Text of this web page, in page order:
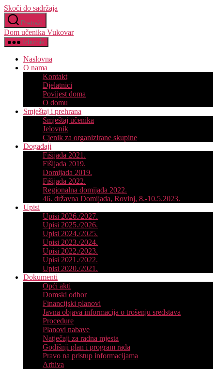
Skoči do sadržaja
Pretraži
Dom učenika Vukovar
Izbornik
Naslovna
O nama
Kontakt
Djelatnici
Povijest doma
O domu
Smještaj i prehrana
Smještaj učenika
Jelovnik
Cjenik za organizirane skupine
Događaji
Fišijada 2021.
Fišijada 2019.
Domijada 2019.
Fišijada 2022.
Regionalna domijada 2022.
46. državna Domijada, Rovinj, 8.-10.5.2023.
Upisi
Upisi 2026./2027.
Upisi 2025./2026.
Upisi 2024./2025.
Upisi 2023./2024.
Upisi 2022./2023.
Upisi 2021./2022.
Upisi 2020./2021.
Dokumenti
Opći akti
Domski odbor
Financijski planovi
Javna objava informacija o trošenju sredstava
Procedure
Planovi nabave
Natječaji za radna mjesta
Godišnji plan i program rada
Pravo na pristup informacijama
Arhiva